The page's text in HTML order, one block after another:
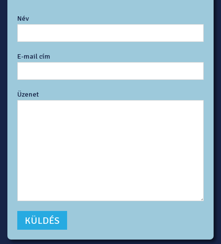
Név
E-mail cím
Üzenet